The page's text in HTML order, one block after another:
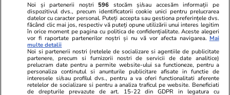
23. Lacul Sfânta Ana – singurul lac
vulcanic din România
Turiștii l-au transformat într-un obiectiv de
atracție deoarece au vrut să afle legendele
misteriosului lac, singurul de origine vulcanică
din România.Lacul Sfânta Anase află la o
Noi și partenerii noștri 596 stocăm și/sau accesăm informații pe
dispozitivul dvs., precum identificatorii cookie unici pentru prelucrarea
datelor cu caracter personal. Puteți accepta sau gestiona preferințele dvs.
făcând clic mai jos, respectiv vă puteți opune utilizării unui interes legitim
în orice moment pe pagina cu politica de confidențialitate. Aceste alegeri
vor fi raportate partenerilor noștri și nu vă vor afecta navigarea. Mai
multe detalii
Noi si partenerii nostri (retelele de socializare si agentiile de publicitate
partenere, precum si furnizorii nostri de servicii de date analitice)
prelucram date pentru a permite website-ului sa functioneze, pentru a
personaliza continutul si anunturile publicitare afisate in functie de
interesele si/sau profilul dvs., pentru a va oferi functionalitati aferente
retelelor de socializare si pentru a analiza traficul pe website. Beneficiati
de drepturile prevazute de art. 15-22 din GDPR in legatura cu